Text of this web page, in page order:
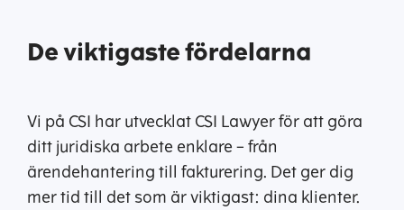
De viktigaste fördelarna
Vi på CSI har utvecklat CSI Lawyer för att göra
ditt juridiska arbete enklare – från
ärendehantering till fakturering. Det ger dig
mer tid till det som är viktigast: dina klienter.